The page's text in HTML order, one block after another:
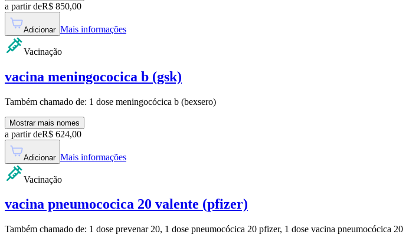
a partir deR$ 850,00
Adicionar Mais informações
Vacinação
vacina meningococica b (gsk)
Também chamado de: 1 dose meningocócica b (bexsero)
Mostrar mais nomes
a partir deR$ 624,00
Adicionar Mais informações
Vacinação
vacina pneumococica 20 valente (pfizer)
Também chamado de: 1 dose prevenar 20, 1 dose pneumocócica 20 pfizer, 1 dose vacina pneumocócica 20